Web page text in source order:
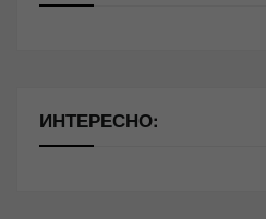
ИНТЕРЕСНО: